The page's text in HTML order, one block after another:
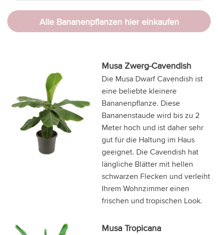
Alle Bananenpflanzen hier einkaufen
Musa Zwerg-Cavendish
Die Musa Dwarf Cavendish ist
eine beliebte kleinere
Bananenpflanze. Diese
Bananenstaude wird bis zu 2
Meter hoch und ist daher sehr
gut für die Haltung im Haus
geeignet. Die Cavendish hat
längliche Blätter mit hellen
schwarzen Flecken und verleiht
Ihrem Wohnzimmer einen
frischen und tropischen Look.
Musa Tropicana